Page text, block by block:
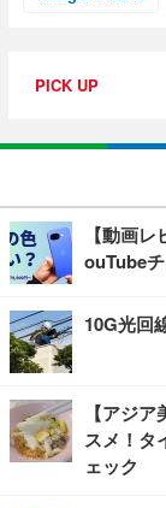
PICK UP
【動画
ouTube
10G光回
【アジ
スメ！タ
ェック